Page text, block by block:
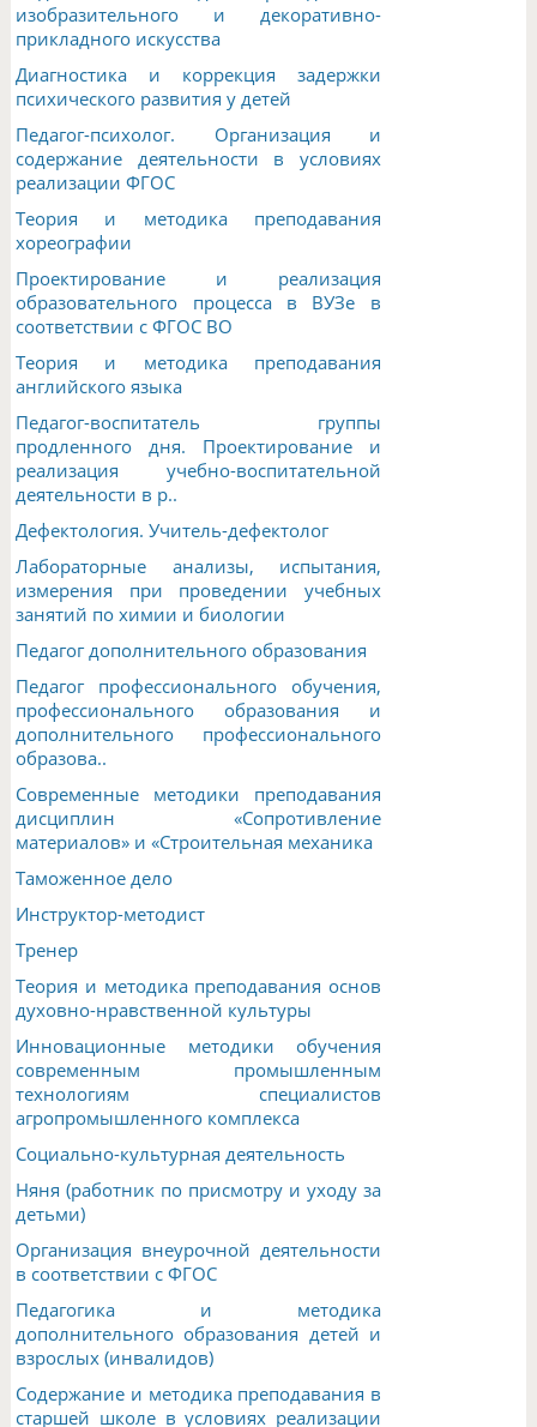
изобразительного и декоративно-
прикладного искусства
Диагностика и коррекция задержки
психического развития у детей
Педагог-психолог. Организация и
содержание деятельности в условиях
реализации ФГОС
Теория и методика преподавания
хореографии
Проектирование и реализация
образовательного процесса в ВУЗе в
соответствии с ФГОС ВО
Теория и методика преподавания
английского языка
Педагог-воспитатель группы
продленного дня. Проектирование и
реализация учебно-воспитательной
деятельности в р..
Дефектология. Учитель-дефектолог
Лабораторные анализы, испытания,
измерения при проведении учебных
занятий по химии и биологии
Педагог дополнительного образования
Педагог профессионального обучения,
профессионального образования и
дополнительного профессионального
образова..
Современные методики преподавания
дисциплин «Сопротивление
материалов» и «Строительная механика
Таможенное дело
Инструктор-методист
Тренер
Теория и методика преподавания основ
духовно-нравственной культуры
Инновационные методики обучения
современным промышленным
технологиям специалистов
агропромышленного комплекса
Социально-культурная деятельность
Няня (работник по присмотру и уходу за
детьми)
Организация внеурочной деятельности
в соответствии с ФГОС
Педагогика и методика
дополнительного образования детей и
взрослых (инвалидов)
Содержание и методика преподавания в
старшей школе в условиях реализации